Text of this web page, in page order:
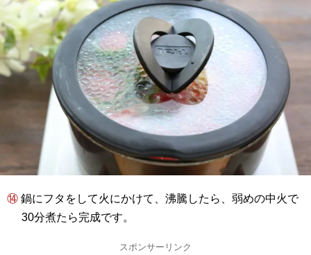
⑭ 鍋にフタをして火にかけて、沸騰したら、弱めの中火で
30分煮たら完成です。
スポンサーリンク